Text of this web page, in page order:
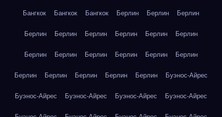
Бангкок Бангкок Бангкок Берлин Берлин Берлин
Берлин Берлин Берлин Берлин Берлин Берлин
Берлин Берлин Берлин Берлин Берлин Берлин
Берлин Берлин Берлин Берлин Берлин Буэнос-Айрес
Буэнос-Айрес Буэнос-Айрес Буэнос-Айрес Буэнос-Айрес